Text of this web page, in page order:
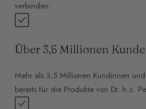
verbinden.
Über 3,5 Millionen
Mehr als 3,5 Millionen Kundinnen
bereits für die Produkte von Dr. h.c.